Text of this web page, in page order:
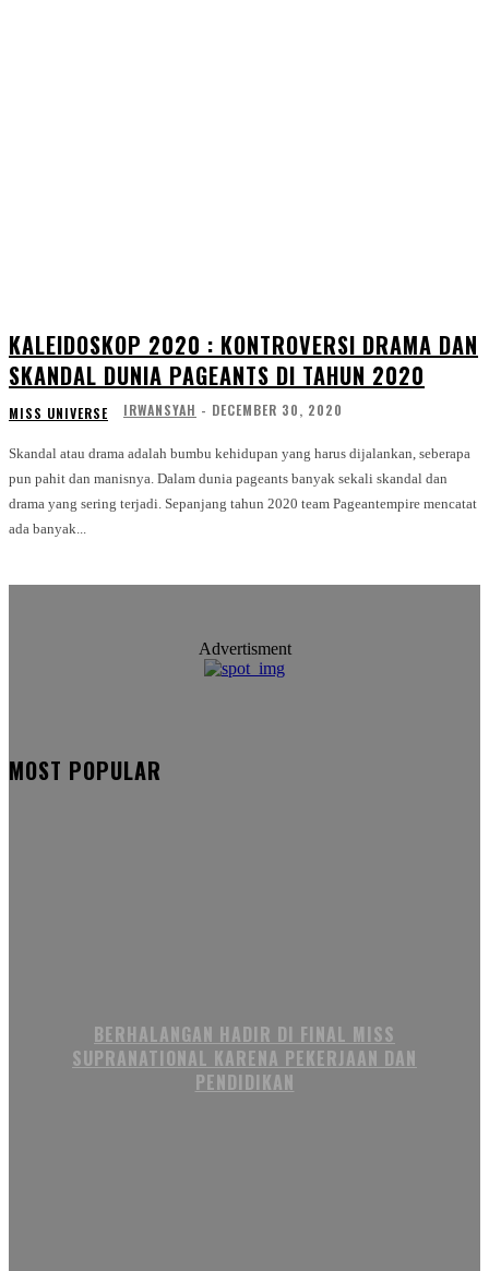
KALEIDOSKOP 2020 : KONTROVERSI DRAMA DAN
SKANDAL DUNIA PAGEANTS DI TAHUN 2020
MISS UNIVERSE IRWANSYAH - DECEMBER 30, 2020
Skandal atau drama adalah bumbu kehidupan yang harus dijalankan, seberapa
pun pahit dan manisnya. Dalam dunia pageants banyak sekali skandal dan
drama yang sering terjadi. Sepanjang tahun 2020 team Pageantempire mencatat
ada banyak...
Advertisment
MOST POPULAR
BERHALANGAN HADIR DI FINAL MISS
SUPRANATIONAL KARENA PEKERJAAN DAN
PENDIDIKAN